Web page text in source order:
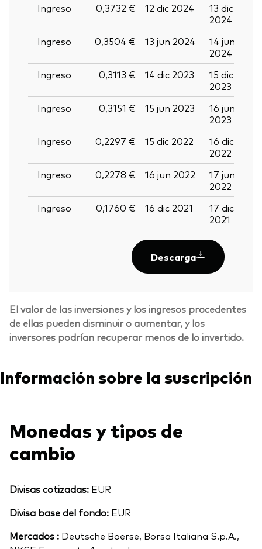
Ingreso
0,3732 € 12 dic 2024
13 dic
2024
Ingreso
0,3504 € 13 jun 2024
14 jun
2024
Ingreso
0,3113 € 14 dic 2023
15 dic
2023
Ingreso
0,3151 € 15 jun 2023
16 jun
2023
Ingreso
0,2297 € 15 dic 2022
16 dic
2022
Ingreso
0,2278 € 16 jun 2022
17 jun
2022
Ingreso
0,1760 € 16 dic 2021
17 dic
2021
Descarga
El valor de las inversiones y los ingresos procedentes
de ellas pueden disminuir o aumentar, y los
inversores podrían recuperar menos de lo invertido.
Información sobre la suscripción
Monedas y tipos de
cambio
Divisas cotizadas: EUR
Divisa base del fondo: EUR
Mercados : Deutsche Boerse, Borsa Italiana S.p.A.,